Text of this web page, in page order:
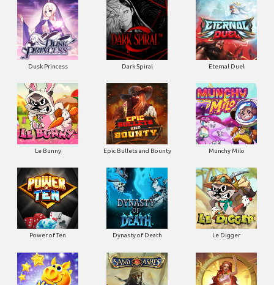
Dusk Princess Dark Spiral Eternal Duel
Le Bunny Epic Bullets and Bounty Munchy Milo
Power of Ten Dynasty of Death Le Digger